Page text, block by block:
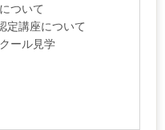
ついて
定講座について
ール見学